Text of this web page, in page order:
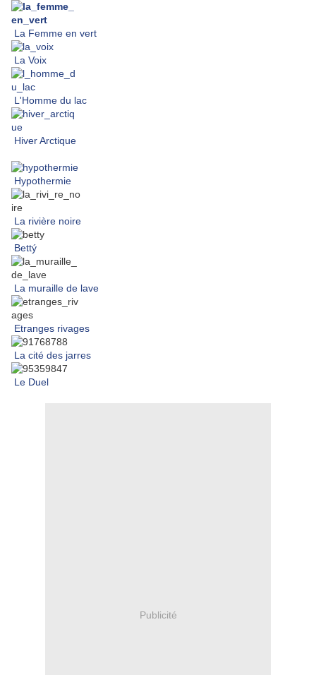
La Femme en vert
La Voix
L'Homme du lac
Hiver Arctique
Hypothermie
La rivière noire
Bettý
La muraille de lave
Etranges rivages
La cité des jarres
Le Duel
Publicité